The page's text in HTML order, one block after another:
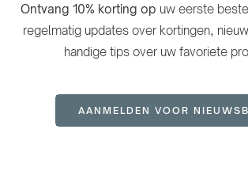
Ontvang 10% korting op uw eerste
regelmatig updates over kortingen,
handige tips over uw favoriete
AANMELDEN VOOR